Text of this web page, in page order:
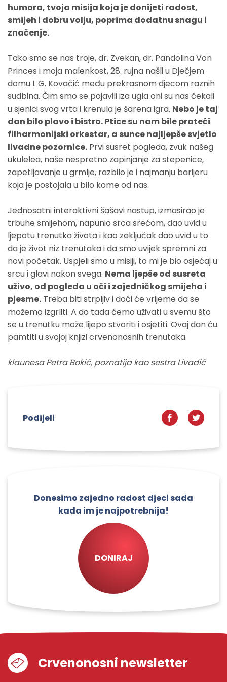
humora, tvoja misija koja je donijeti radost,
smijeh i dobru volju, poprima dodatnu snagu i
značenje.
Tako smo se nas troje, dr. Zvekan, dr. Pandolina Von
Princes i moja malenkost, 28. rujna našli u Dječjem
domu I. G. Kovačić među prekrasnom djecom raznih
sudbina. Čim smo se pojavili iza ugla oni su nas čekali
u sjenici svog vrta i krenula je šarena igra. Nebo je taj
dan bilo plavo i bistro. Ptice su nam bile prateći
filharmonijski orkestar, a sunce najljepše svjetlo
livadne pozornice. Prvi susret pogleda, zvuk našeg
ukulelea, naše nespretno zapinjanje za stepenice,
zapetljavanje u grmlje, razbilo je i najmanju barijeru
koja je postojala u bilo kome od nas.
Jednosatni interaktivni šašavi nastup, izmasirao je
trbuhe smijehom, napunio srca srećom, dao uvid u
ljepotu trenutka života i kao zaključak dao uvid u to
da je život niz trenutaka i da smo uvijek spremni za
novi početak. Uspjeli smo u misiji, to mi je bio osjećaj u
srcu i glavi nakon svega. Nema ljepše od susreta
uživo, od pogleda u oči i zajedničkog smijeha i
pjesme. Treba biti strpljiv i doći će vrijeme da se
možemo izgrliti. A do tada ćemo uživati u svemu što
se u trenutku može lijepo stvoriti i osjetiti. Ovaj dan ću
pamtiti u svojoj knjizi crvenonosnih trenutaka.
klaunesa Petra Bokić, poznatija kao sestra Livadić
Podijeli
Donesimo zajedno radost djeci sada
kada im je najpotrebnija!
DONIRAJ
Crvenonosni newsletter